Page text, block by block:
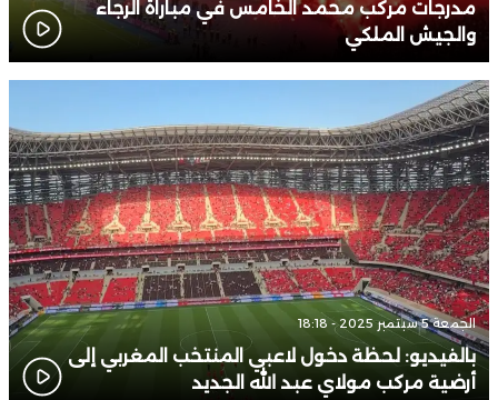
مدرجات مركب محمد الخامس في مباراة الرجاء
والجيش الملكي
الجمعة 5 سبتمبر 2025 - 18:18
بالفيديو: لحظة دخول لاعبي المنتخب المغربي إلى
أرضية مركب مولاي عبد الله الجديد